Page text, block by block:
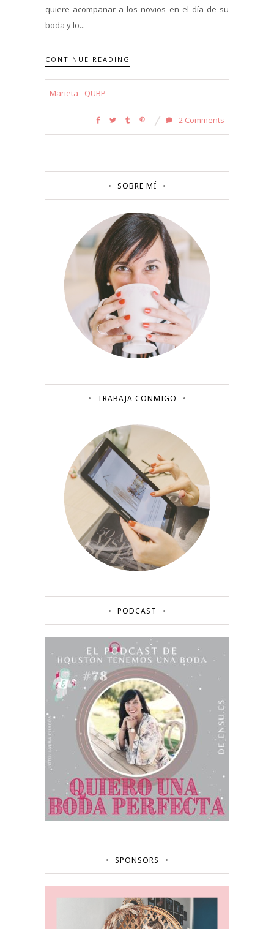
quiere acompañar a los novios en el día de su
boda y lo...
CONTINUE READING
Marieta - QUBP
2 Comments
SOBRE MÍ
TRABAJA CONMIGO
PODCAST
SPONSORS